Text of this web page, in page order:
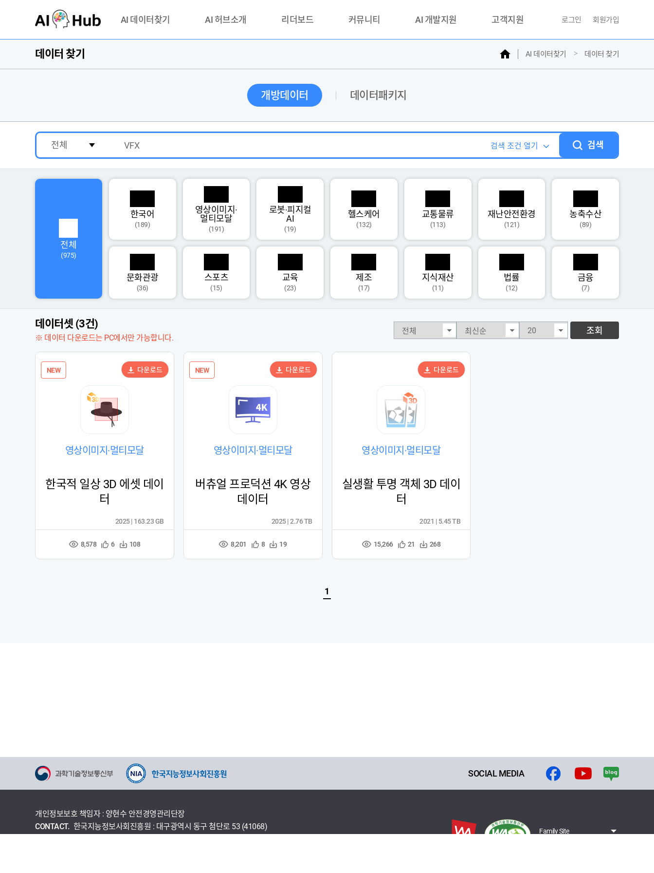
AI 데이터찾기
기관 제공 데이터
AI 허브소개
안심존이란?
리더보드 커뮤니티
활용성과 우수사례
품질가이드
AI 개발지원 고객지원
문의하기
자주찾는질문
로그인 회원가입
데이터 찾기 홈 AI 데이터찾기 데이터 찾기
개방데이터 데이터패키지
검색 조건 열기 검색
전체
(975)
한국어
(189)
영상이미지·
멀티모달
(191)
로봇·피지컬
AI
(19)
헬스케어
(132)
교통물류
(113)
재난안전환경
(121)
농축수산
(89)
문화관광
(36)
스포츠
(15)
교육
(23)
제조
(17)
지식재산
(11)
법률
(12)
금융
(7)
데이터셋 (3건)
※ 데이터 다운로드는 PC에서만 가능합니다.
조회
NEW
영상이미지·멀티모달
한국적 일상 3D 에셋 데이
터
조
수
8,578
관
등
6
다
수
108
2025 | 163.23 GB
다운로드 NEW
영상이미지·멀티모달
버츄얼 프로덕션 4K 영상
데이터
조
수
8,201
관
등
8
다
수
19
2025 | 2.76 TB
다운로드
영상이미지·멀티모달
실생활 투명 객체 3D 데이
터
조
수
15,266
관
등
21
다
수
268
2021 | 5.45 TB
다운로드
1
SOCIAL MEDIA
개인정보보호 책임자 : 양현수 안전경영관리단장
CONTACT. 한국지능정보사회진흥원 : 대구광역시 동구 첨단로 53 (41068) Family Site